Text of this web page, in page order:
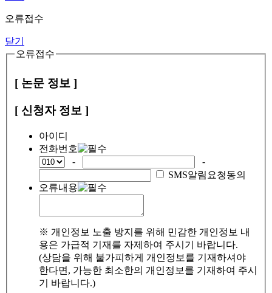
오류접수
닫기
오류접수
[ 논문 정보 ]
[ 신청자 정보 ]
아이디
전화번호
-
-
SMS알림요청동의
오류내용
※ 개인정보 노출 방지를 위해 민감한 개인정보 내
용은 가급적 기재를 자제하여 주시기 바랍니다.
(상담을 위해 불가피하게 개인정보를 기재하셔야
한다면, 가능한 최소한의 개인정보를 기재하여 주시
기 바랍니다.)